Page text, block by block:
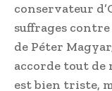
conservateur
suffrages contre
de Péter
accorde tout de
est bien triste,